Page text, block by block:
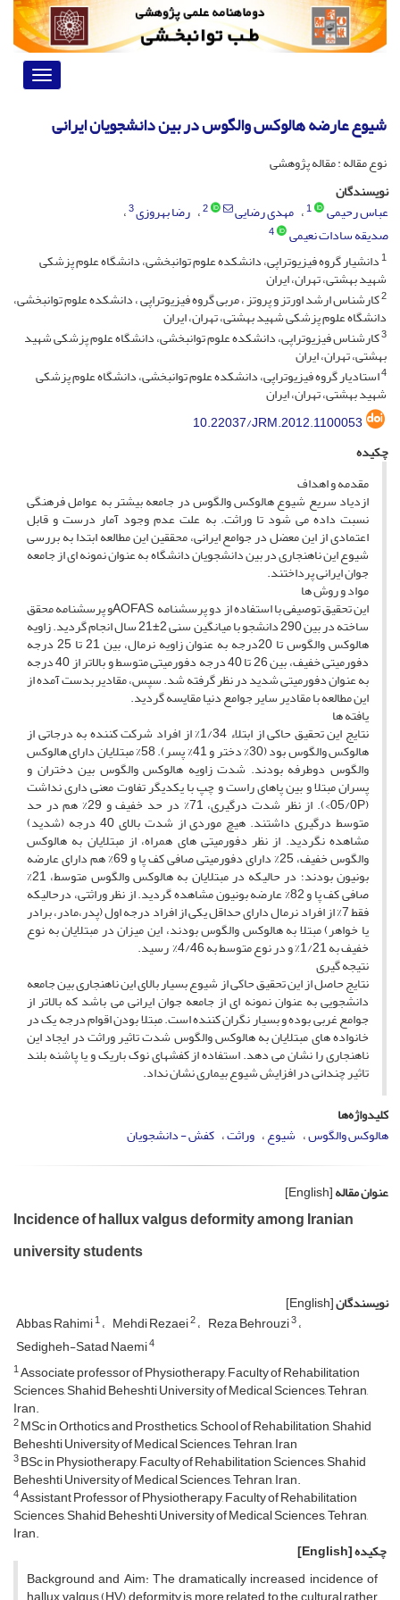
Toggle
شیوع عارضه هالوکس والگوس در بین دانشجویان ایرانی
نوع مقاله : مقاله پژوهشی
نویسندگان
عباس رحیمی
1 مهدی رضایی 2 رضا بهروزی3
صدیقه سادات نعیمی
4
1دانشیار گروه فیزیوتراپی، دانشکده علوم توانبخشی، دانشگاه علوم پزشکی
شهید بهشتی، تهران، ایران
2کارشناس ارشد اورتز و پروتز ، مربی گروه فیزیوتراپی ، دانشکده علوم توانبخشی،
دانشگاه علوم پزشکی شهید بهشتی، تهران، ایران
3کارشناس فیزیوتراپی، دانشکده علوم توانبخشی، دانشگاه علوم پزشکی شهید
بهشتی، تهران، ایران
4استادیار گروه فیزیوتراپی، دانشکده علوم توانبخشی، دانشگاه علوم پزشکی
شهید بهشتی، تهران، ایران
10.22037/JRM.2012.1100053
چکیده
مقدمه و اهداف
ازدیاد سریع شیوع هالوکس والگوس در جامعه بیشتر به عوامل فرهنگی
نسبت داده می شود تا وراثت. به علت عدم وجود آمار درست و قابل
اعتمادی از این معضل در جوامع ایرانی، محققین این مطالعه ابتدا به بررسی
شیوع این ناهنجاری در بین دانشجویان دانشگاه به عنوان نمونه ای از جامعه
جوان ایرانی پرداختند.
مواد و روش ها
این تحقیق توصیفی با استفاده از دو پرسشنامه AOFASو پرسشنامه محقق
ساخته در بین 290 دانشجو با میانگین سنی 2±21 سال انجام گردید. زاویه
هالوکس والگوس تا 20درجه به عنوان زاویه نرمال، بین 21 تا 25 درجه
دفورمیتی خفیف، بین 26 تا 40 درجه دفورمیتی متوسط و بالاتر از 40 درجه
به عنوان دفورمیتی شدید در نظر گرفته شد. سپس، مقادیر بدست آمده از
این مطالعه با مقادیر سایر جوامع دنیا مقایسه گردید.
یافته ها
نتایج این تحقیق حاکی از ابتلاء 1/34% از افراد شرکت کننده به درجاتی از
هالوکس والگوس بود (30% دختر و 41% پسر). 58% مبتلایان دارای هالوکس
والگوس دوطرفه بودند. شدت زاویه هالوکس والگوس بین دختران و
پسران مبتلا و بین پاهای راست و چپ با یکدیگر تفاوت معنی داری نداشت
(05/0P>). از نظر شدت درگیری، 71% در حد خفیف و 29% هم در حد
متوسط درگیری داشتند. هیچ موردی از شدت بالای 40 درجه (شدید)
مشاهده نگردید. از نظر دفورمیتی های همراه، از مبتلایان به هالوکس
والگوس خفیف، 25% دارای دفورمیتی صافی کف پا و 69% هم دارای عارضه
بونیون بودند؛ در حالیکه در مبتلایان به هالوکس والگوس متوسط، 21%
صافی کف پا و 82% عارضه بونیون مشاهده گردید. از نظر وراثتی، درحالیکه
فقط 7% از افراد نرمال دارای حداقل یکی از افراد درجه اول (پدر،مادر، برادر
یا خواهر) مبتلا به هالوکس والگوس بودند، این میزان در مبتلایان به نوع
خفیف به 1/21% و در نوع متوسط به 4/46% رسید.
نتیجه گیری
نتایج حاصل از این تحقیق حاکی از شیوع بسیار بالای این ناهنجاری بین جامعه
دانشجویی به عنوان نمونه ای از جامعه جوان ایرانی می باشد که بالاتر از
جوامع غربی بوده و بسیار نگران کننده است. مبتلا بودن اقوام درجه یک در
خانواده های مبتلایان به هالوکس والگوس شدت تاثیر وراثت در ایجاد این
ناهنجاری را نشان می دهد. استفاده از کفشهای نوک باریک و یا پاشنه بلند
تاثیر چندانی در افزایش شیوع بیماری نشان نداد.
کلیدواژه‌ها
هالوکس والگوس شیوع وراثت کفش - دانشجویان
عنوان مقاله[English]
Incidence of hallux valgus deformity among Iranian
university students
نویسندگان[English]
Abbas Rahimi1 Mehdi Rezaei2 Reza Behrouzi3
Sedigheh-Satad Naemi4
1Associate professor of Physiotherapy, Faculty of Rehabilitation
Sciences, Shahid Beheshti University of Medical Sciences, Tehran,
Iran.
2MSc in Orthotics and Prosthetics, School of Rehabilitation, Shahid
Beheshti University of Medical Sciences, Tehran, Iran
3BSc in Physiotherapy, Faculty of Rehabilitation Sciences, Shahid
Beheshti University of Medical Sciences, Tehran, Iran.
4Assistant Professor of Physiotherapy, Faculty of Rehabilitation
Sciences, Shahid Beheshti University of Medical Sciences, Tehran,
Iran.
چکیده[English]
Background and Aim: The dramatically increased incidence of